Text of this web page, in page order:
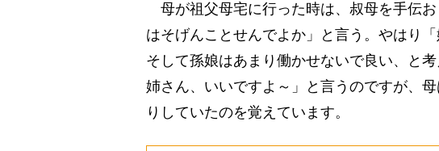
母が祖父母宅に行った時は、叔母を手伝
はそげんことせんでよか」と言う。やはり
そして孫娘はあまり働かせないで良い、と
姉さん、いいですよ～」と言うのですが、
りしていたのを覚えています。